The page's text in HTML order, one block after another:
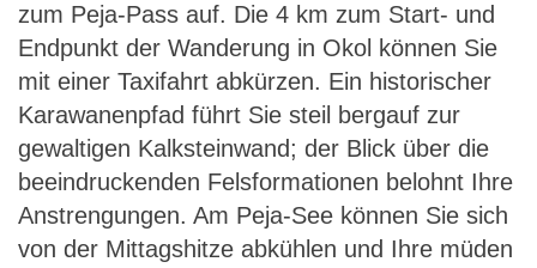
zum Peja-Pass auf. Die 4 km zum Start- und
Endpunkt der Wanderung in Okol können Sie
mit einer Taxifahrt abkürzen. Ein historischer
Karawanenpfad führt Sie steil bergauf zur
gewaltigen Kalksteinwand; der Blick über die
beeindruckenden Felsformationen belohnt Ihre
Anstrengungen. Am Peja-See können Sie sich
von der Mittagshitze abkühlen und Ihre müden